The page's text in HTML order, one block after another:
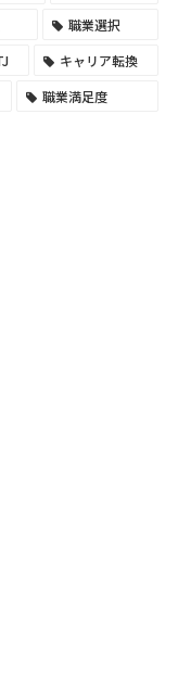
職業選択
キャリア転換
職業満足度